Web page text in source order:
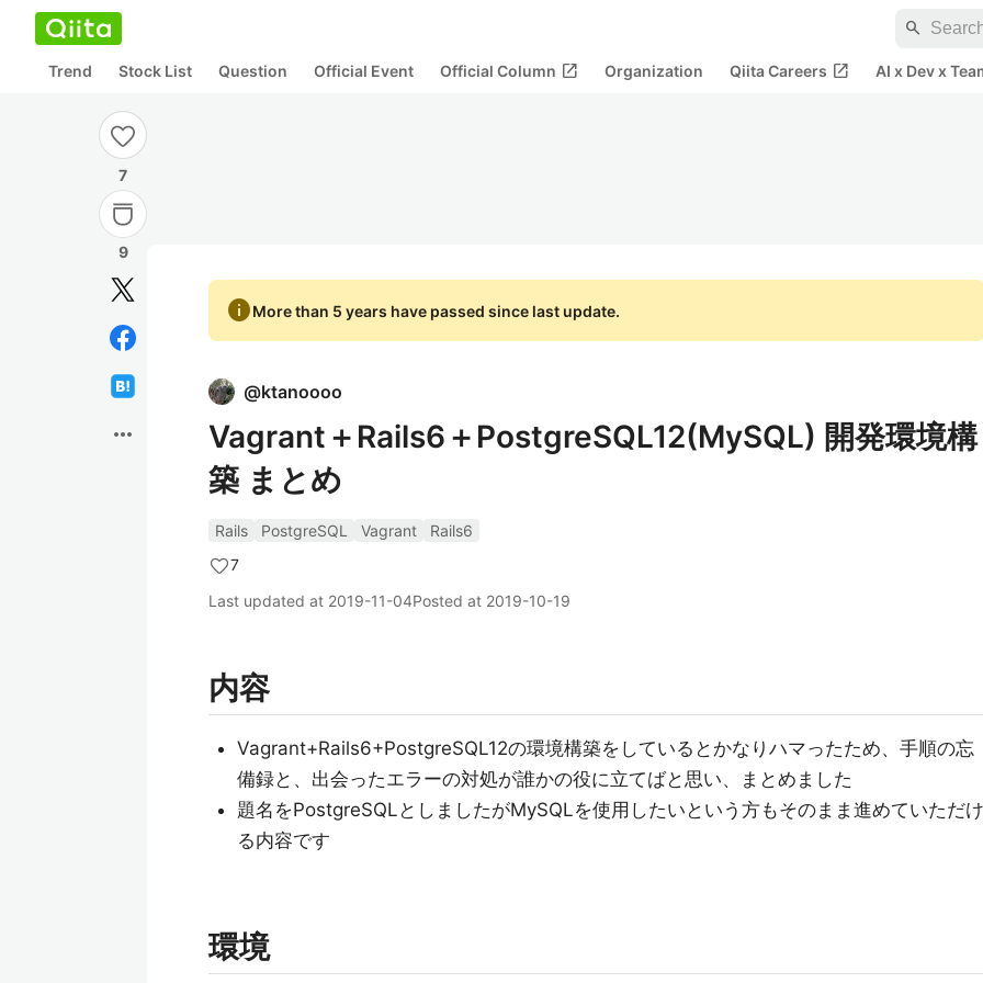
search
Trend Stock List Question Official Event Official Column open_in_new Organization Qiita Careers open_in_new AI x Dev x
7
9
more_horiz
infoMore than 5 years have passed since last update.
@ktanoooo
Vagrant＋Rails6＋PostgreSQL12(MySQL) 開発環境構
築 まとめ
Rails PostgreSQL Vagrant
Rails6
7
Last updated at 2019-11-04Posted at 2019-10-19
内容
Vagrant+Rails6+PostgreSQL12の環境構築をしているとかなりハマったため、手順の忘
備録と、出会ったエラーの対処が誰かの役に立てばと思い、まとめました
題名をPostgreSQLとしましたがMySQLを使用したいという方もそのまま進めていただけ
る内容です
環境